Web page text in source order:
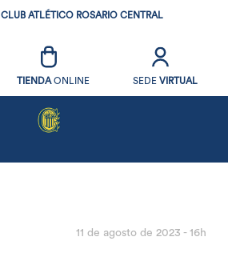
CLUB ATLÉTICO ROSARIO CENTRAL
TIENDA ONLINE SEDE VIRTUAL
11 de agosto de 2023 - 16h